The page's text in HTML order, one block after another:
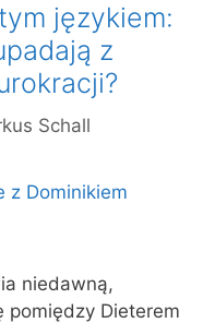
językiem:
z
Schall
niedawną,
pomiędzy Dieterem